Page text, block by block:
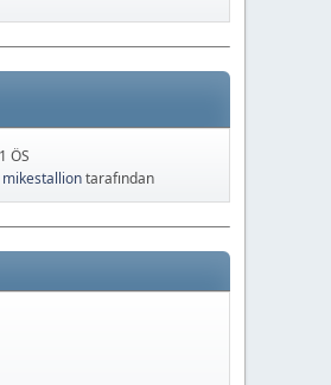
ÖS
mikestalliontarafından